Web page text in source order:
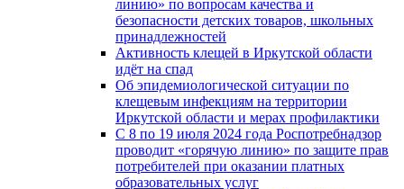
линию» по вопросам качества и
безопасности детских товаров, школьных
принадлежностей
Активность клещей в Иркутской области
идёт на спад
Об эпидемиологической ситуации по
клещевым инфекциям на территории
Иркутской области и мерах профилактики
С 8 по 19 июля 2024 года Роспотребнадзор
проводит «горячую линию» по защите прав
потребителей при оказании платных
образовательных услуг